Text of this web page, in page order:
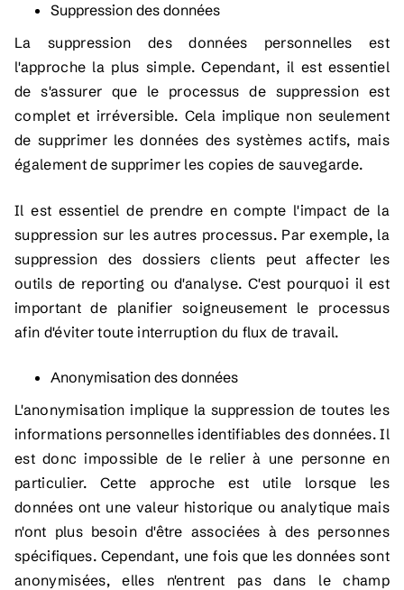
Suppression des données
La suppression des données personnelles est
l'approche la plus simple. Cependant, il est essentiel
de s'assurer que le processus de suppression est
complet et irréversible. Cela implique non seulement
de supprimer les données des systèmes actifs, mais
également de supprimer les copies de sauvegarde.
Il est essentiel de prendre en compte l'impact de la
suppression sur les autres processus. Par exemple, la
suppression des dossiers clients peut affecter les
outils de reporting ou d'analyse. C'est pourquoi il est
important de planifier soigneusement le processus
afin d'éviter toute interruption du flux de travail.
Anonymisation des données
L'anonymisation implique la suppression de toutes les
informations personnelles identifiables des données. Il
est donc impossible de le relier à une personne en
particulier. Cette approche est utile lorsque les
données ont une valeur historique ou analytique mais
n'ont plus besoin d'être associées à des personnes
spécifiques. Cependant, une fois que les données sont
anonymisées, elles n'entrent pas dans le champ